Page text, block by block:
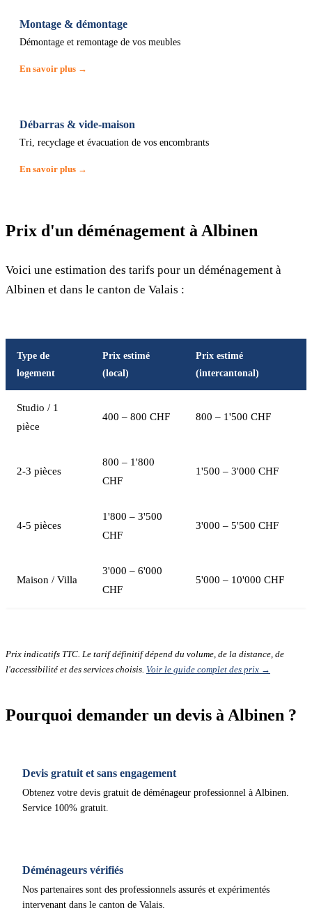
Montage & démontage
Démontage et remontage de vos meubles
En savoir plus →
Débarras & vide-maison
Tri, recyclage et évacuation de vos encombrants
En savoir plus →
Prix d'un déménagement à Albinen
Voici une estimation des tarifs pour un déménagement à
Albinen et dans le canton de Valais :
Type de
logement
Prix estimé
(local)
Prix estimé
(intercantonal)
Studio / 1
pièce
400 – 800 CHF 800 – 1'500 CHF
2-3 pièces
800 – 1'800
CHF
1'500 – 3'000 CHF
4-5 pièces
1'800 – 3'500
CHF
3'000 – 5'500 CHF
Maison / Villa
3'000 – 6'000
CHF
5'000 – 10'000 CHF
Prix indicatifs TTC. Le tarif définitif dépend du volume, de la distance, de
l'accessibilité et des services choisis. Voir le guide complet des prix →
Pourquoi demander un devis à Albinen ?
Devis gratuit et sans engagement
Obtenez votre devis gratuit de déménageur professionnel à Albinen.
Service 100% gratuit.
Déménageurs vérifiés
Nos partenaires sont des professionnels assurés et expérimentés
intervenant dans le canton de Valais.